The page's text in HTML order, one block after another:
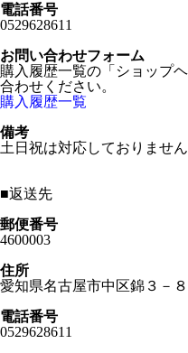
電話番号
0529628611
お問い合わせフォーム
購入履歴一覧の「ショップ
合わせください。
購入履歴一覧
備考
土日祝は対応しておりません
■返送先
郵便番号
4600003
住所
愛知県名古屋市中区錦３－
電話番号
0529628611